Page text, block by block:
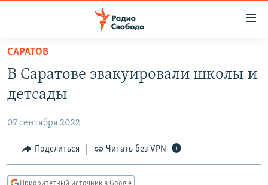
упрощенного
доступа
основному
Вернутся
главной
ПОДКАСТЫ
ЦИТАТЫ СВОБОДЫ
МНЕНИЯ
САРАТОВ
В Саратове эвакуировали школы и
детсады
07 сентября 2022
Поделиться Читать без VPN
Приоритетный источник в Google